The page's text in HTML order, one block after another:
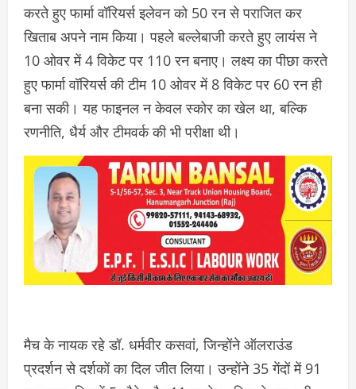
करते हुए फार्मा वॉरियर्स इलेवन को 50 रन से पराजित कर
खिताब अपने नाम किया। पहले बल्लेबाजी करते हुए लायंस ने
10 ओवर में 4 विकेट पर 110 रन बनाए। लक्ष्य का पीछा करते
हुए फार्मा वॉरियर्स की टीम 10 ओवर में 8 विकेट पर 60 रन ही
बना सकी। यह फाइनल न केवल स्कोर का खेल था, बल्कि
रणनीति, धैर्य और टीमवर्क की भी परीक्षा थी।
मैच के नायक रहे डॉ. धर्मवीर कसवां, जिन्होंने ऑलराउंड
प्रदर्शन से दर्शकों का दिल जीत लिया। उन्होंने 35 गेंदों में 91